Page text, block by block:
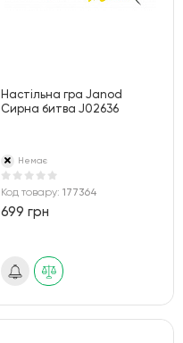
Настільна гра Janod
Сирна битва J02636
Немає
Код товару:177364
699 грн